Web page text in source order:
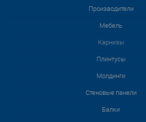
Производители
Мебель
Карнизы
Плинтусы
Молдинги
Стеновые панели
Балки